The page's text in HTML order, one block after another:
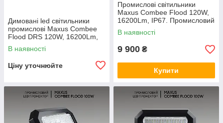
Димовані led світильники
промислові Maxus Combee
Flood DRS 120W, 16200Lm,
IP67. Промисловий
прожектор
В наявності
Ціну уточнюйте
Промислові світильники
Maxus Combee Flood 120W,
16200Lm, IP67. Промисловий
прожектор
В наявності
9 900 ₴
Купити